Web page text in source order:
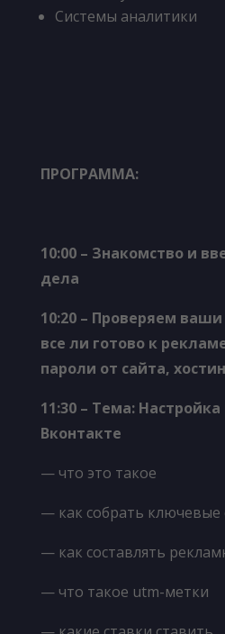
Системы аналитики
ПРОГРАММА:
10:00 – Знакомство и
дела
10:20 – Проверяем
все ли готово к
пароли от сайта,
11:30 – Тема:
Вконтакте
— что это такое
— как собрать ключевые
— как составлять
— что такое utm-метки